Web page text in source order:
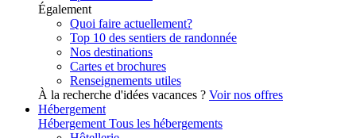
Également
Quoi faire actuellement?
Top 10 des sentiers de randonnée
Nos destinations
Cartes et brochures
Renseignements utiles
À la recherche d'idées vacances ? Voir nos offres
Hébergement
Hébergement Tous les hébergements